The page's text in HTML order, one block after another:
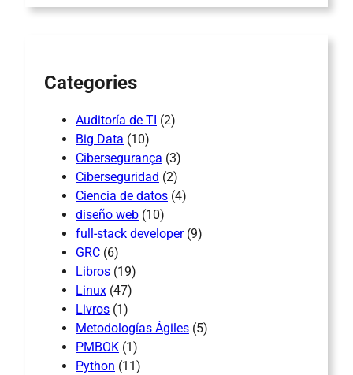
Categories
Auditoría de TI (2)
Big Data (10)
Cibersegurança (3)
Ciberseguridad (2)
Ciencia de datos (4)
diseño web (10)
full-stack developer(9)
GRC (6)
Libros (19)
Linux (47)
Livros (1)
Metodologías Ágiles (5)
PMBOK (1)
Python (11)